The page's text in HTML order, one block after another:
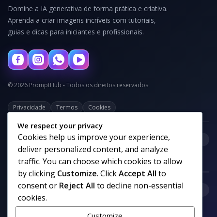
Domine a IA generativa de forma prática e criativa.
Aprenda a criar imagens incríveis com tutoriais,
guias e dicas para iniciantes e profissionais.
© 2026 PromptHub - Todos os direitos reservados
Privacidade Termos Cookies
Categorias
Links uteis
We respect your privacy
Cookies help us improve your experience,
deliver personalized content, and analyze
traffic. You can choose which cookies to allow
by clicking Customize. ClickAccept All to
consent or Reject All to decline non-essential
cookies.